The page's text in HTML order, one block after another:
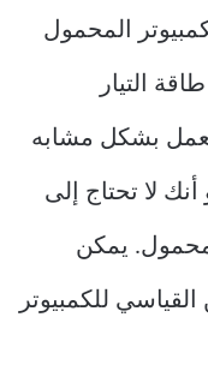
المحمول
التيار
بشكل مشابه
لا تحتاج إلى
يمكن
للكمبيوتر